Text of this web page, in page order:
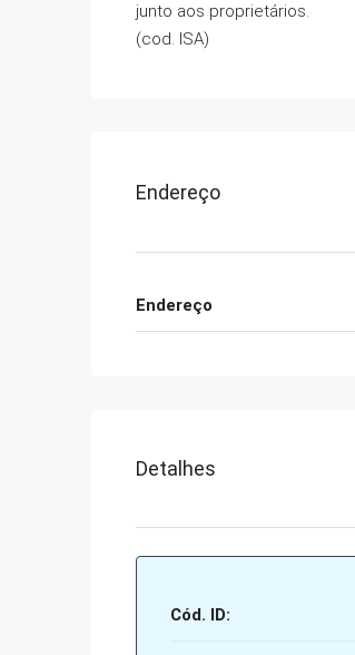
junto aos proprietários.
(cod. ISA)
Endereço
Endereço
Detalhes
Cód. ID: